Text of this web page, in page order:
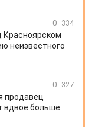
0 334
Красноярском
неизвестного
0 327
продавец
вдвое больше